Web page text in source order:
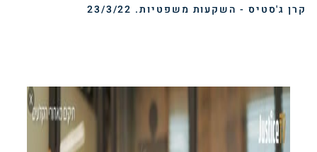
קרן ג'סטיס - השקעות משפטיות. 23/3/22